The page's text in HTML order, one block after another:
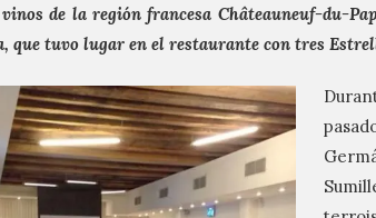
de la región francesa Châteauneuf-du-
que tuvo lugar en el restaurante con tres